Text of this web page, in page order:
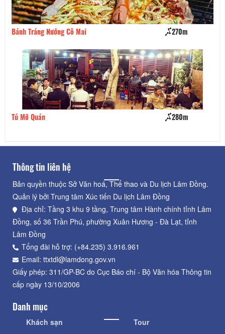
Bánh Tráng Nướng Cô Mai 270m
Tú Mỡ Quán 280m
Thông tin liên hệ
Bản quyền thuộc Sở Văn hoá, Thể thao và Du lịch Lâm Đồng.
Quản lý bởi Trung tâm Xúc tiến Du lịch Lâm Đồng
Địa chỉ: Tầng 3 khu 9 tầng, Trung tâm Hành chính tỉnh Lâm
Đồng, số 36 Trần Phú, phường Xuân Hương - Đà Lạt, tỉnh
Lâm Đồng
Tổng đài hỗ trợ: (+84.235) 3.916.961
Email: ttxtdl@lamdong.gov.vn
Giấy phép: 311/GP-BC do Cục Báo chí - Bộ Văn hóa Thông tin
cấp ngày 13/10/2006
Danh mục
Khách sạn Tour